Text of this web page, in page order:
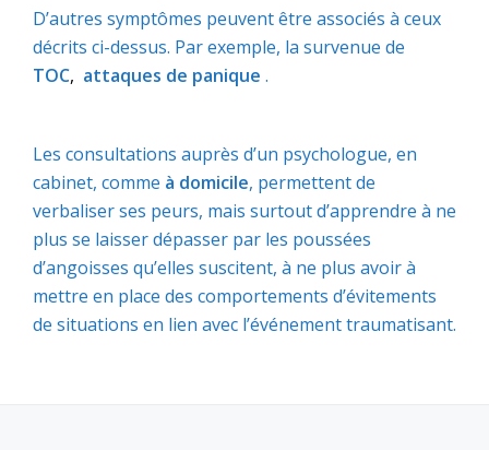
D’autres symptômes peuvent être associés à ceux
décrits ci-dessus. Par exemple, la survenue de
TOC, attaques de panique .
Les consultations auprès d’un psychologue, en
cabinet, comme à domicile, permettent de
verbaliser ses peurs, mais surtout d’apprendre à ne
plus se laisser dépasser par les poussées
d’angoisses qu’elles suscitent, à ne plus avoir à
mettre en place des comportements d’évitements
de situations en lien avec l’événement traumatisant.